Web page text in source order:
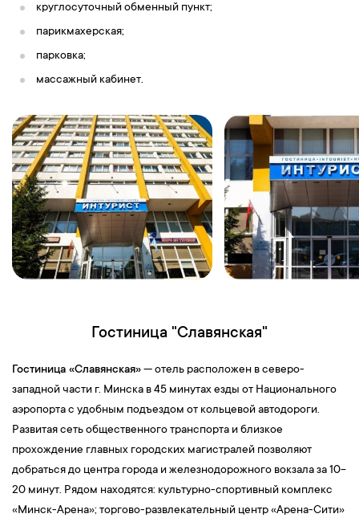
круглосуточный обменный пункт;
парикмахерская;
парковка;
массажный кабинет.
Гостиница "Славянская"
Гостиница «Славянская»— отель расположен в северо-
западной части г. Минска в 45 минутах езды от Национального
аэропорта с удобным подъездом от кольцевой автодороги.
Развитая сеть общественного транспорта и близкое
прохождение главных городских магистралей позволяют
добраться до центра города и железнодорожного вокзала за 10-
20 минут. Рядом находятся: культурно-спортивный комплекс
«Минск-Арена»; торгово-развлекательный центр «Арена-Сити»